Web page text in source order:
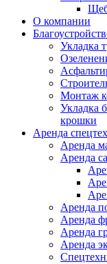
О компании
Укладка
Монтаж
Укладка
крошки
Аренда
Аренда
Аренда
Аренда
Аренда
Аренда
Аренда